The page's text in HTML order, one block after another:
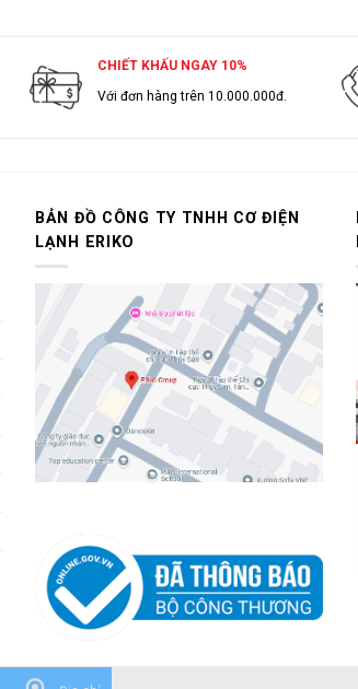
CHIẾT KHẤU NGAY 10%
Với đơn hàng trên 10.000.000đ.
BẢN ĐỒ CÔNG TY TNHH CƠ ĐIỆN
LẠNH ERIKO